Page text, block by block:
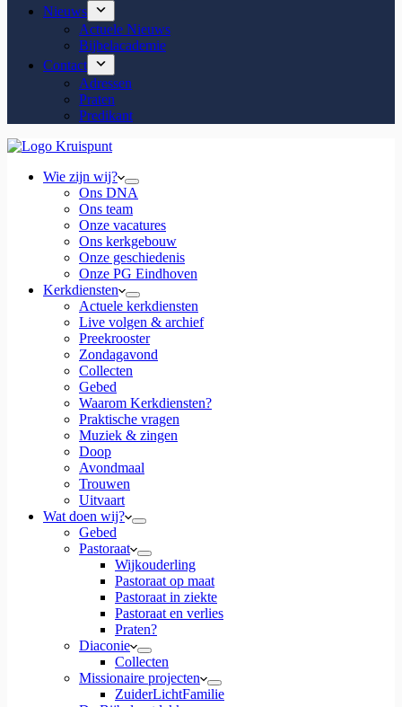
Nieuws
Actuele Nieuws
Bijbelacademie
Contact
Adressen
Praten
Predikant
Wie zijn wij?
Ons DNA
Ons team
Onze vacatures
Ons kerkgebouw
Onze geschiedenis
Onze PG Eindhoven
Kerkdiensten
Actuele kerkdiensten
Live volgen & archief
Preekrooster
Zondagavond
Collecten
Gebed
Waarom Kerkdiensten?
Praktische vragen
Muziek & zingen
Doop
Avondmaal
Trouwen
Uitvaart
Wat doen wij?
Gebed
Pastoraat
Wijkouderling
Pastoraat op maat
Pastoraat in ziekte
Pastoraat en verlies
Praten?
Diaconie
Collecten
Missionaire projecten
ZuiderLichtFamilie